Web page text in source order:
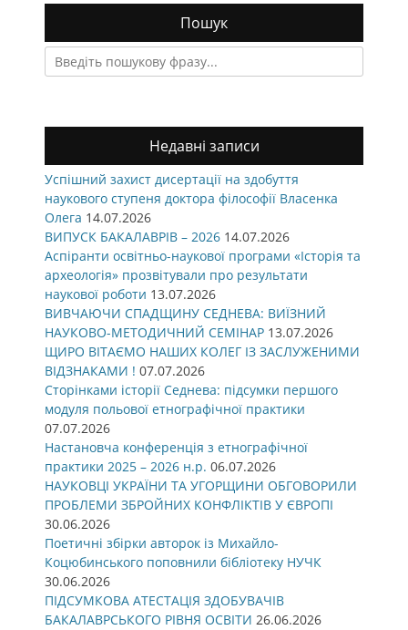
Пошук
Search
for:
Недавні записи
Успішний захист дисертації на здобуття
наукового ступеня доктора філософії Власенка
Олега 14.07.2026
ВИПУСК БАКАЛАВРІВ – 2026 14.07.2026
Аспіранти освітньо-наукової програми «Історія та
археологія» прозвітували про результати
наукової роботи 13.07.2026
ВИВЧАЮЧИ СПАДЩИНУ СЕДНЕВА: ВИЇЗНИЙ
НАУКОВО-МЕТОДИЧНИЙ СЕМІНАР 13.07.2026
ЩИРО ВІТАЄМО НАШИХ КОЛЕГ ІЗ ЗАСЛУЖЕНИМИ
ВІДЗНАКАМИ ! 07.07.2026
Сторінками історії Седнева: підсумки першого
модуля польової етнографічної практики
07.07.2026
Настановча конференція з етнографічної
практики 2025 – 2026 н.р. 06.07.2026
НАУКОВЦІ УКРАЇНИ ТА УГОРЩИНИ ОБГОВОРИЛИ
ПРОБЛЕМИ ЗБРОЙНИХ КОНФЛІКТІВ У ЄВРОПІ
30.06.2026
Поетичні збірки авторок із Михайло-
Коцюбинського поповнили бібліотеку НУЧК
30.06.2026
ПІДСУМКОВА АТЕСТАЦІЯ ЗДОБУВАЧІВ
БАКАЛАВРСЬКОГО РІВНЯ ОСВІТИ 26.06.2026